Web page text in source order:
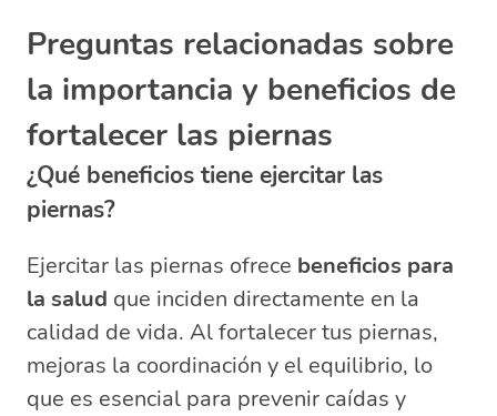
Preguntas relacionadas sobre
la importancia y beneficios de
fortalecer las piernas
¿Qué beneficios tiene ejercitar las
piernas?
Ejercitar las piernas ofrece beneficios para
la salud que inciden directamente en la
calidad de vida. Al fortalecer tus piernas,
mejoras la coordinación y el equilibrio, lo
que es esencial para prevenir caídas y